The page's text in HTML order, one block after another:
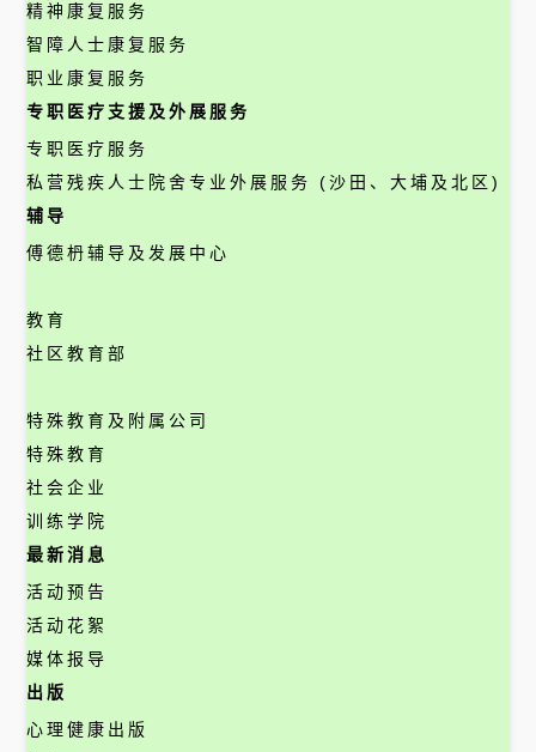
精神康复服务
智障人士康复服务
职业康复服务
专职医疗支援及外展服务
专职医疗服务
私营残疾人士院舍专业外展服务 (沙田、大埔及北区)
辅导
傅德枬辅导及发展中心
教育
社区教育部
特殊教育及附属公司
特殊教育
社会企业
训练学院
最新消息
活动预告
活动花絮
媒体报导
出版
心理健康出版